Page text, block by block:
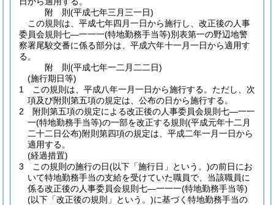
附 則(平成七年三月三一日)
この規則は、平成七年四月一日から施行し、改正後の人事
委員会規則七―一一一(特地勤務手当等)別表第一の野辺地警
察署尾駮交番に係る部分は、平成六年十一月一日から適用す
る。
附 則(平成七年一二月二二日)
(施行期日等)
1
この規則は、平成八年一月一日から施行する。 ただし、次
項及び附則第五項の規定は、公布の日から施行する。
2
附則第五項の規定による改正後の人事委員会規則七―一一
一(特地勤務手当等)の一部を改正する規則 (平成元年十二月
二十二日公布)附則第四項の規定は、平成二年一月一日から
適用する。
(経過措置)
3
この規則の施行の日(以下「施行日」という。)の前日にお
いて特地勤務手当の支給を受けていた職員で、当該職員に
係る改正後の人事委員会規則七―一一一(特地勤務手当等)
(以下「改正後の規則」という。)に基づく特地勤務手当の